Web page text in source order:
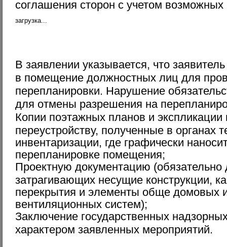
соглашения сторон с учетом
загрузка...
В заявлении указывается, что
в помещение должностных лиц для
перепланировки. Нарушение
для отмены разрешения на
Копии поэтажных планов и
переустройству, полученные в органах
инвентаризации, где графически
перепланировке помещения;
Проектную документацию (обязательно
затрагивающих несущие конструкции,
перекрытия и элементы обще домовых
вентиляционных систем);
Заключение государственных
характером заявленных мероприятий.